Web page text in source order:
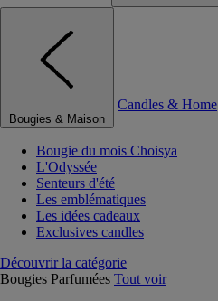
Bougies & Maison
Candles & Home
Bougie du mois Choisya
L'Odyssée
Senteurs d'été
Les emblématiques
Les idées cadeaux
Exclusives candles
Découvrir la catégorie
Bougies Parfumées Tout voir